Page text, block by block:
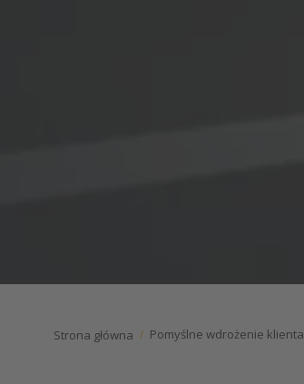
Strona główna Pomyślne wdrożenie klienta